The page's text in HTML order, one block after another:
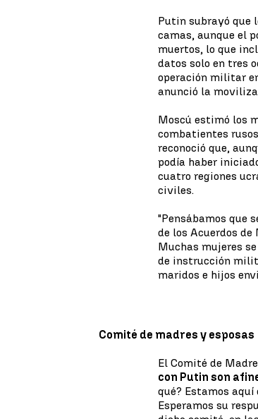
Putin subrayó que
camas, aunque el
muertos, lo que
datos solo en tres
operación militar
anunció la
Moscú estimó los
combatientes
reconoció que,
podía haber
cuatro regiones
civiles.
"Pensábamos que
de los Acuerdos
Muchas mujeres
de instrucción
maridos e hijos
Comité de madres y esposas
El Comité de
con Putin son
qué? Estamos
Esperamos su